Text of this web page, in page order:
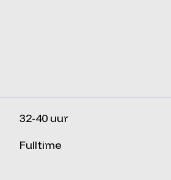
32-40 uur
Fulltime